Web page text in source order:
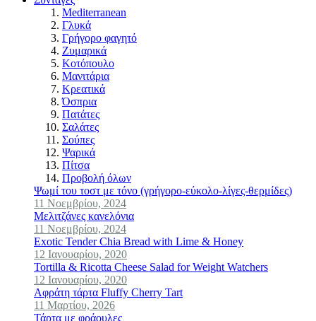
Mediterranean
Γλυκά
Γρήγορο φαγητό
Ζυμαρικά
Κοτόπουλο
Μανιτάρια
Κρεατικά
Όσπρια
Πατάτες
Σαλάτες
Σούπες
Ψαρικά
Πίτσα
Προβολή όλων
Ψωμί του τοστ με τόνο (γρήγορο-εύκολο-λίγες-θερμίδες)
11 Νοεμβρίου, 2024
Μελιτζάνες κανελόνια
11 Νοεμβρίου, 2024
Exotic Tender Chia Bread with Lime & Honey
12 Ιανουαρίου, 2020
Tortilla & Ricotta Cheese Salad for Weight Watchers
12 Ιανουαρίου, 2020
Αφράτη τάρτα Fluffy Cherry Tart
11 Μαρτίου, 2026
Τάρτα με φράουλες